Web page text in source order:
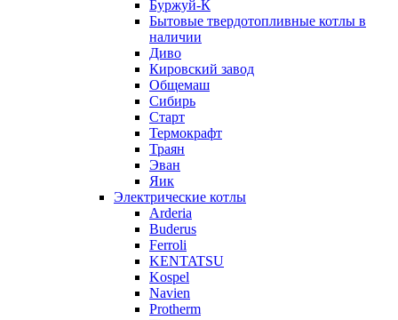
Буржуй-К
Бытовые твердотопливные котлы в
наличии
Диво
Кировский завод
Общемаш
Сибирь
Старт
Термокрафт
Траян
Эван
Яик
Электрические котлы
Arderia
Buderus
Ferroli
KENTATSU
Kospel
Navien
Protherm